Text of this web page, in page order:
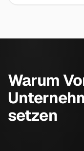
Warum
setzen